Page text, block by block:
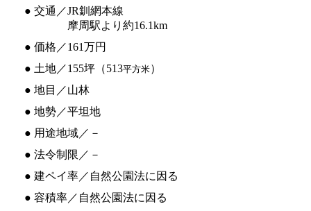
● 交通／JR釧網本線
摩周駅より約16.1km
● 価格／161万円
● 土地／155坪（513平方米）
● 地目／山林
● 地勢／平坦地
● 用途地域／－
● 法令制限／－
● 建ペイ率／自然公園法に因る
● 容積率／自然公園法に因る